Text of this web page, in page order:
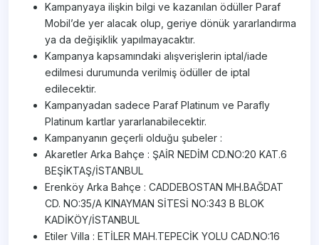
Kampanyaya ilişkin bilgi ve kazanılan ödüller Paraf
Mobil’de yer alacak olup, geriye dönük yararlandırma
ya da değişiklik yapılmayacaktır.
Kampanya kapsamındaki alışverişlerin iptal/iade
edilmesi durumunda verilmiş ödüller de iptal
edilecektir.
Kampanyadan sadece Paraf Platinum ve Parafly
Platinum kartlar yararlanabilecektir.
Kampanyanın geçerli olduğu şubeler :
Akaretler Arka Bahçe : ŞAİR NEDİM CD.NO:20 KAT.6
BEŞİKTAŞ/İSTANBUL
Erenköy Arka Bahçe : CADDEBOSTAN MH.BAĞDAT
CD. NO:35/A KINAYMAN SİTESİ NO:343 B BLOK
KADİKÖY/İSTANBUL
Etiler Villa : ETİLER MAH.TEPECİK YOLU CAD.NO:16